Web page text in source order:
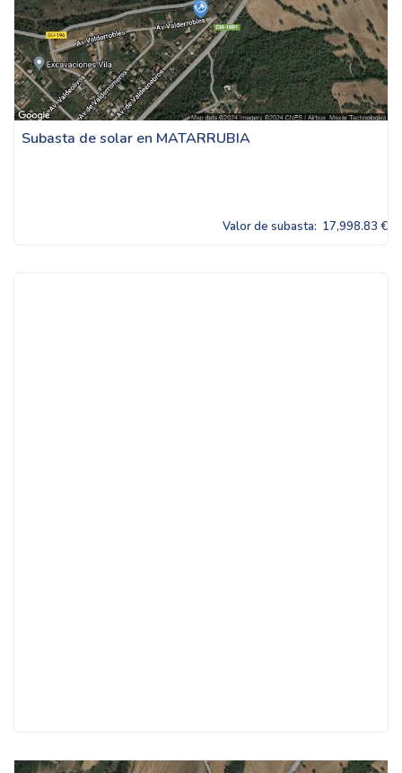
Subasta de solar en MATARRUBIA
Valor de subasta: 17,998.83 €